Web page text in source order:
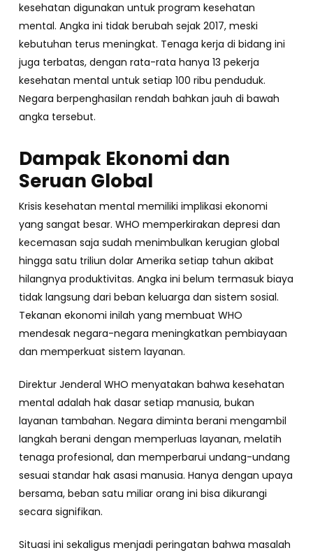
kesehatan digunakan untuk program kesehatan
mental. Angka ini tidak berubah sejak 2017, meski
kebutuhan terus meningkat. Tenaga kerja di bidang ini
juga terbatas, dengan rata-rata hanya 13 pekerja
kesehatan mental untuk setiap 100 ribu penduduk.
Negara berpenghasilan rendah bahkan jauh di bawah
angka tersebut.
Dampak Ekonomi dan
Seruan Global
Krisis kesehatan mental memiliki implikasi ekonomi
yang sangat besar. WHO memperkirakan depresi dan
kecemasan saja sudah menimbulkan kerugian global
hingga satu triliun dolar Amerika setiap tahun akibat
hilangnya produktivitas. Angka ini belum termasuk biaya
tidak langsung dari beban keluarga dan sistem sosial.
Tekanan ekonomi inilah yang membuat WHO
mendesak negara-negara meningkatkan pembiayaan
dan memperkuat sistem layanan.
Direktur Jenderal WHO menyatakan bahwa kesehatan
mental adalah hak dasar setiap manusia, bukan
layanan tambahan. Negara diminta berani mengambil
langkah berani dengan memperluas layanan, melatih
tenaga profesional, dan memperbarui undang-undang
sesuai standar hak asasi manusia. Hanya dengan upaya
bersama, beban satu miliar orang ini bisa dikurangi
secara signifikan.
Situasi ini sekaligus menjadi peringatan bahwa masalah